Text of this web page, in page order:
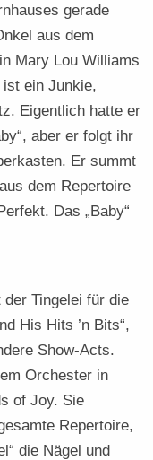
gerade
aus dem
Mary Lou Williams
ist ein Junkie,
Eigentlich hatte er
aber er folgt ihr
Er summt
dem Repertoire
Das „Baby“
Tingelei für die
His Hits ’n Bits“,
Show-Acts.
Orchester in
of Joy. Sie
Repertoire,
die Nägel und